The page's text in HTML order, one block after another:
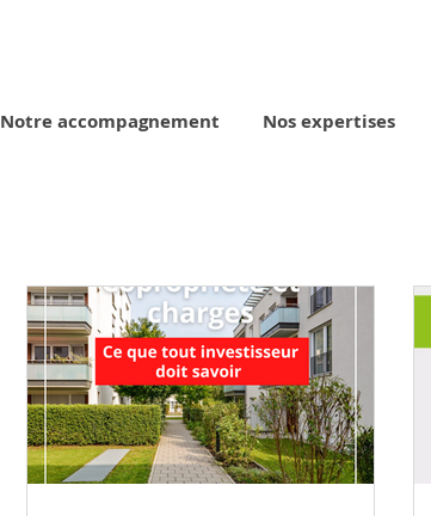
Notre accompagnement Nos expertises